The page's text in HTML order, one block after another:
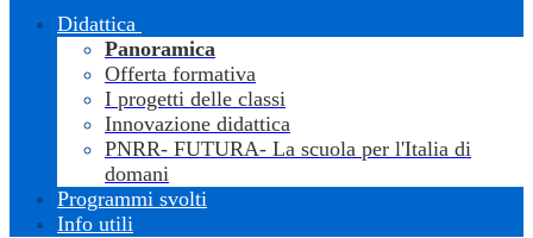
Didattica
Panoramica
Offerta formativa
I progetti delle classi
Innovazione didattica
PNRR- FUTURA- La scuola per l'Italia di
domani
Programmi svolti
Info utili